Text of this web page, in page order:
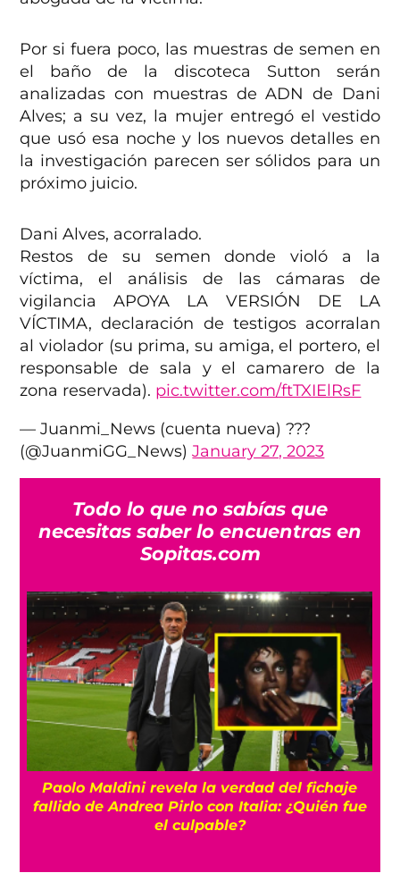
Por si fuera poco, las muestras de semen en
el baño de la discoteca Sutton serán
analizadas con muestras de ADN de Dani
Alves; a su vez, la mujer entregó el vestido
que usó esa noche y los nuevos detalles en
la investigación parecen ser sólidos para un
próximo juicio.
Dani Alves, acorralado.
Restos de su semen donde violó a la
víctima, el análisis de las cámaras de
vigilancia APOYA LA VERSIÓN DE LA
VÍCTIMA, declaración de testigos acorralan
al violador (su prima, su amiga, el portero, el
responsable de sala y el camarero de la
zona reservada). pic.twitter.com/ftTXIElRsF
— Juanmi_News (cuenta nueva) ?️‍??
(@JuanmiGG_News)January 27, 2023
Todo lo que no sabías que
necesitas saber lo encuentras en
Sopitas.com
Paolo Maldini revela la verdad del fichaje
fallido de Andrea Pirlo con Italia: ¿Quién fue
el culpable?